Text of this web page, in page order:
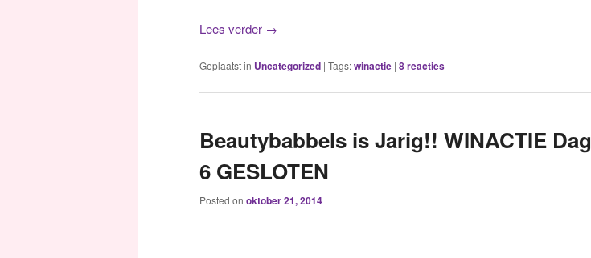
Lees verder →
Geplaatst in Uncategorized | Tags:winactie | 8reacties
Beautybabbels is Jarig!! WINACTIE Dag
6 GESLOTEN
Posted on oktober 21, 2014